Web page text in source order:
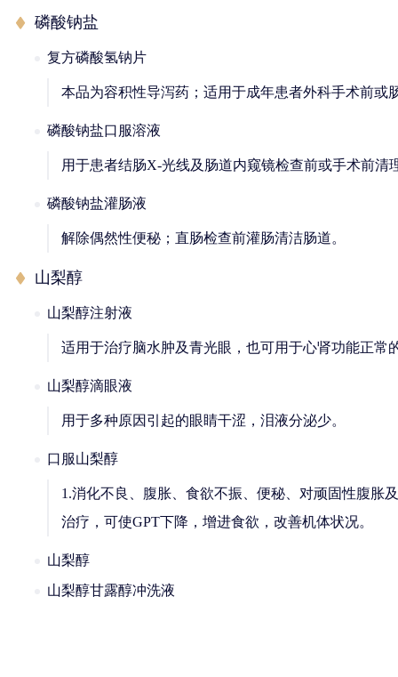
磷酸钠盐
复方磷酸氢钠片
本品为容积性导泻药；适用于成年患者外科手术前
磷酸钠盐口服溶液
用于患者结肠X-光线及肠道内窥镜检查前或手术前清
磷酸钠盐灌肠液
解除偶然性便秘；直肠检查前灌肠清洁肠道。
山梨醇
山梨醇注射液
适用于治疗脑水肿及青光眼，也可用于心肾功能正常
山梨醇滴眼液
用于多种原因引起的眼睛干涩，泪液分泌少。
口服山梨醇
1.消化不良、腹胀、食欲不振、便秘、对顽固性腹胀
治疗，可使GPT下降，增进食欲，改善机体状况。
山梨醇
山梨醇甘露醇冲洗液